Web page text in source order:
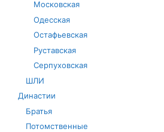
Московская
Одесская
Остафьевская
Руставская
Серпуховская
ШЛИ
Династии
Братья
Потомственные